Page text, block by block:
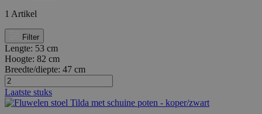
1 Artikel
Filter
Lengte: 53 cm
Hoogte: 82 cm
Breedte/diepte: 47 cm
Laatste stuks